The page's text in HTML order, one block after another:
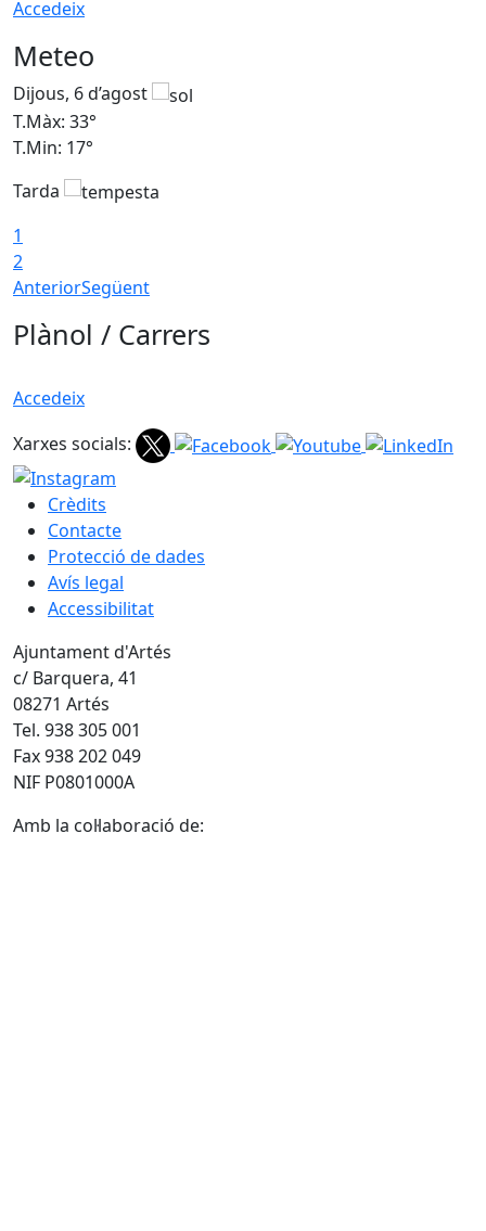
Accedeix
Meteo
Dijous, 6 d’agost
T.Màx: 33°
T.Min: 17°
Tarda
1
2
AnteriorSegüent
Plànol / Carrers
Accedeix
Xarxes socials:
Crèdits
Contacte
Protecció de dades
Avís legal
Accessibilitat
Ajuntament d'Artés
c/ Barquera, 41
08271 Artés
Tel. 938 305 001
Fax 938 202 049
NIF P0801000A
Amb la col·laboració de: